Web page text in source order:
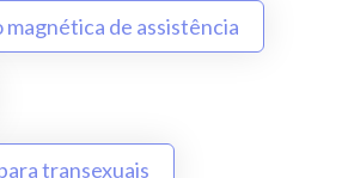
magnética de assistência
transexuais